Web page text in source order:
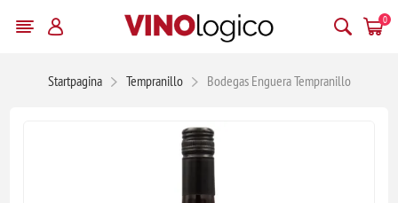
0
Startpagina Tempranillo Bodegas Enguera Tempranillo